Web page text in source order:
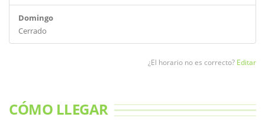
Domingo
Cerrado
¿El horario no es correcto? Editar
CÓMO LLEGAR